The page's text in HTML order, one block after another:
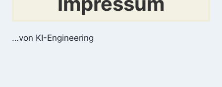
…von KI-Engineering